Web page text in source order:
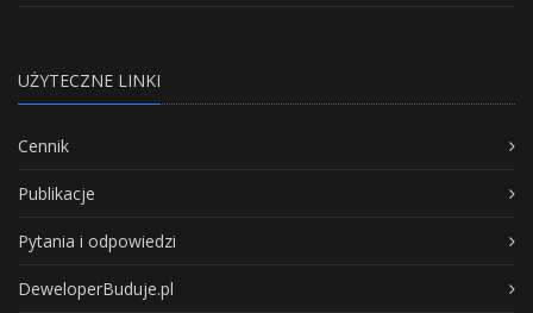
UŻYTECZNE LINKI
Cennik
Publikacje
Pytania i odpowiedzi
DeweloperBuduje.pl